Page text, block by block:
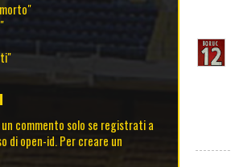
un commento solo se registrati a
di open-id. Per creare un